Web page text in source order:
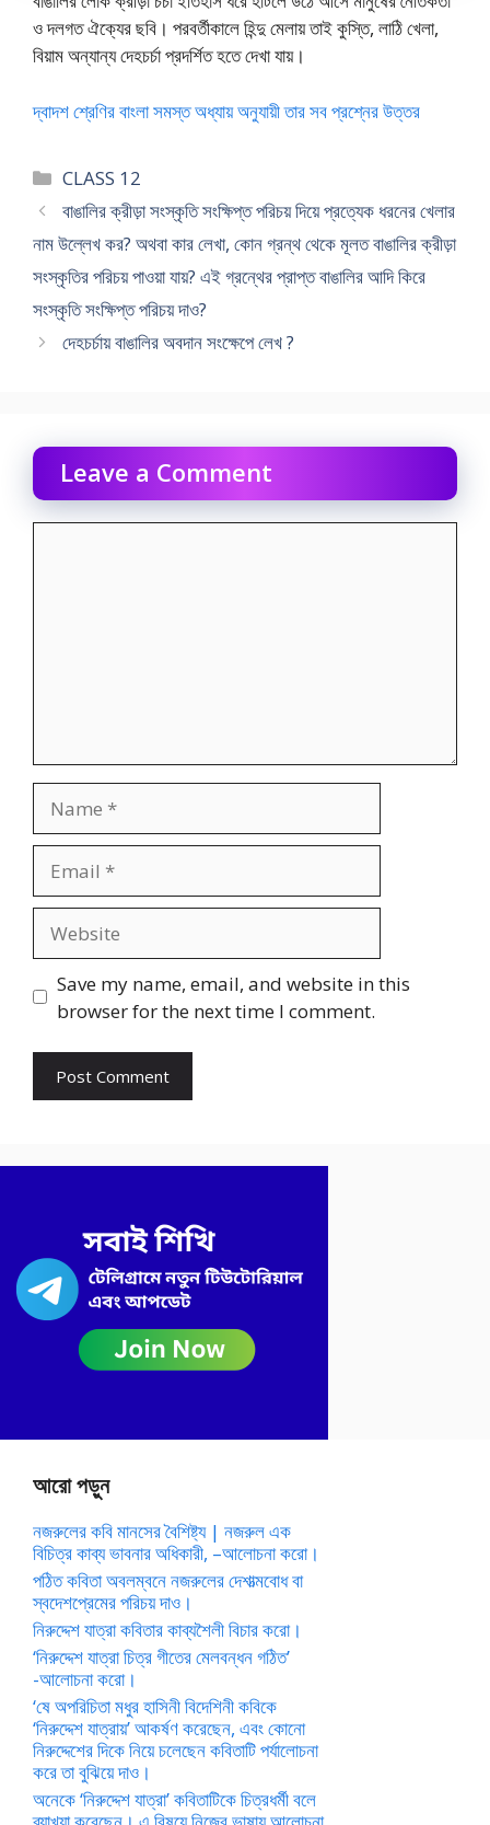
ও দলগত ঐক্যের ছবি। পরবর্তীকালে হিন্দু মেলায় তাই কুস্তি, লাঠি খেলা,
বিয়াম অন্যান্য দেহচর্চা প্রদর্শিত হতে দেখা যায়।
দ্বাদশ শ্রেণির বাংলা সমস্ত অধ্যায় অনুযায়ী তার সব প্রশ্নের উত্তর
Categories
CLASS 12
বাঙালির ক্রীড়া সংস্কৃতি সংক্ষিপ্ত পরিচয় দিয়ে প্রত্যেক ধরনের খেলার
নাম উল্লেখ কর? অথবা কার লেখা, কোন গ্রন্থ থেকে মূলত বাঙালির ক্রীড়া
সংস্কৃতির পরিচয় পাওয়া যায়? এই গ্রন্থের প্রাপ্ত বাঙালির আদি কিরে
সংস্কৃতি সংক্ষিপ্ত পরিচয় দাও?
দেহচর্চায় বাঙালির অবদান সংক্ষেপে লেখ ?
Leave a Comment
Save my name, email, and website in this
browser for the next time I comment.
আরো পড়ুন
নজরুলের কবি মানসের বৈশিষ্ট্য | নজরুল এক
বিচিত্র কাব্য ভাবনার অধিকারী, –আলোচনা করো।
পঠিত কবিতা অবলম্বনে নজরুলের দেশাত্মবোধ বা
স্বদেশপ্রেমের পরিচয় দাও।
নিরুদ্দেশ যাত্রা কবিতার কাব্যশৈলী বিচার করো।
‘নিরুদ্দেশ যাত্রা চিত্র গীতের মেলবন্ধন গঠিত’
-আলোচনা করো।
‘ষে অপরিচিতা মধুর হাসিনী বিদেশিনী কবিকে
‘নিরুদ্দেশ যাত্রায়’ আকর্ষণ করেছেন, এবং কোনো
নিরুদ্দেশের দিকে নিয়ে চলেছেন কবিতাটি পর্যালোচনা
করে তা বুঝিয়ে দাও।
অনেকে ‘নিরুদ্দেশ যাত্রা’ কবিতাটিকে চিত্রধর্মী বলে